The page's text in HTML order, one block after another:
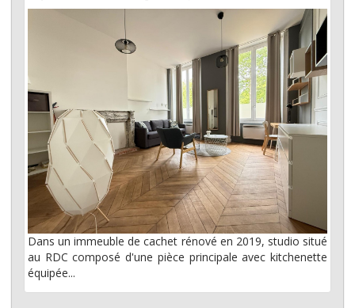
Dans un immeuble de cachet rénové en 2019, studio situé
au RDC composé d'une pièce principale avec kitchenette
équipée...